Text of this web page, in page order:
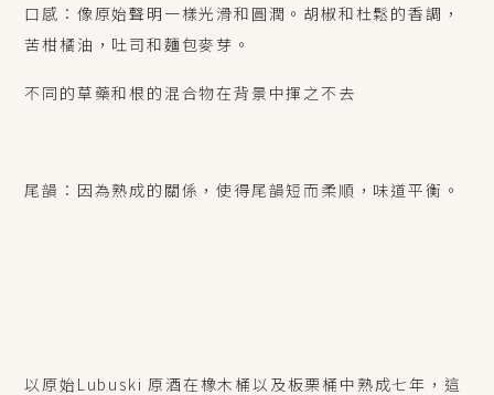
口感：像原始聲明一樣光滑和圓潤。胡椒和杜鬆的香調，
苦柑橘油，吐司和麵包麥芽。
不同的草藥和根的混合物在背景中揮之不去
尾韻：因為熟成的關係，使得尾韻短而柔順，味道平衡。
以原始 Lubuski 原酒在橡木桶以及板栗桶中熟成七年，這